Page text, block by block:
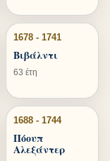
1678 - 1741
Βιβάλντι
63 έτη
1688 - 1744
Πόουπ
Αλεξάντερ